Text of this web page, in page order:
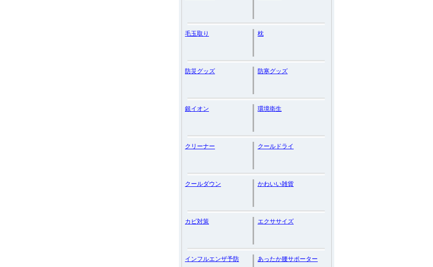
毛玉取り 枕
防災グッズ 防寒グッズ
銀イオン 環境衛生
クリーナー クールドライ
クールダウン かわいい雑貨
カビ対策 エクササイズ
インフルエンザ予防 あったか腰サポーター